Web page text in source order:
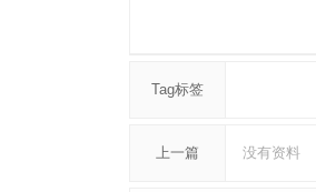
Tag标签
上一篇 没有资料